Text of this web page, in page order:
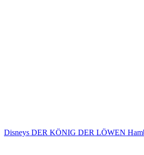
Disneys DER KÖNIG DER LÖWEN